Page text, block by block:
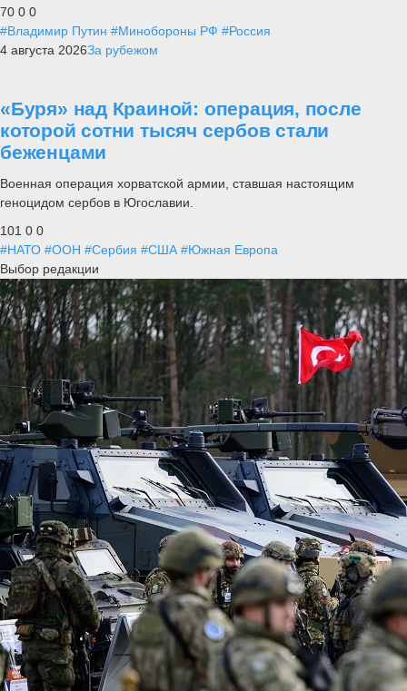
70 0 0
#Владимир Путин #Минобороны РФ #Россия
4 августа 2026За рубежом
«Буря» над Краиной: операция, после
которой сотни тысяч сербов стали
беженцами
Военная операция хорватской армии, ставшая настоящим
геноцидом сербов в Югославии.
101 0 0
#НАТО #ООН #Сербия #США #Южная Европа
Выбор редакции